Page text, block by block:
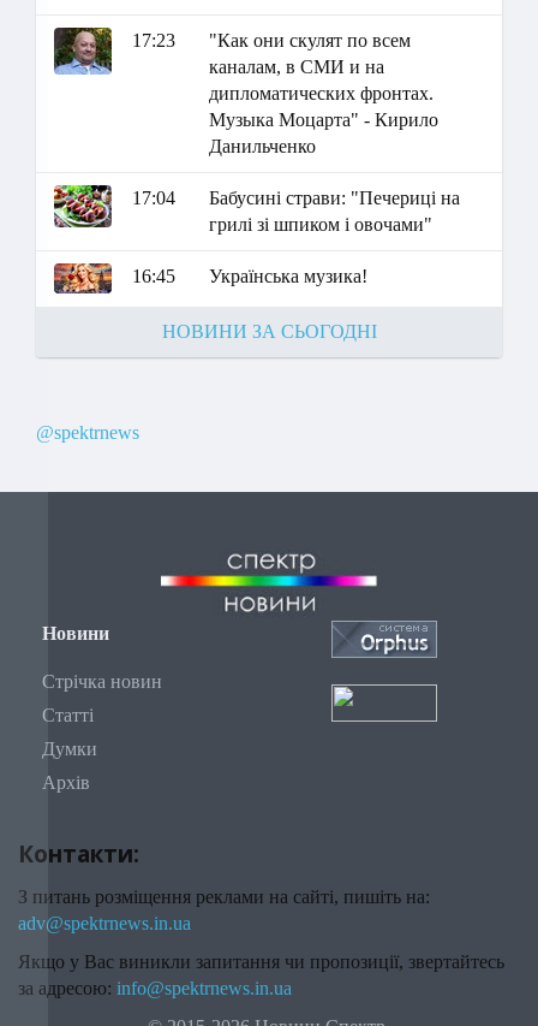
17:23
"Как они скулят по всем
каналам, в СМИ и на
дипломатических фронтах.
Музыка Моцарта" - Кирило
Данильченко
17:04
Бабусині страви: "Печериці на
грилі зі шпиком і овочами"
16:45 Українська музика!
НОВИНИ ЗА СЬОГОДНІ
@spektrnews
Новини
Стрічка новин
Статті
Думки
Архів
Контакти:
З питань розміщення реклами на сайті, пишіть на:
adv@spektrnews.in.ua
Якщо у Вас виникли запитання чи пропозиції, звертайтесь
за адресою: info@spektrnews.in.ua